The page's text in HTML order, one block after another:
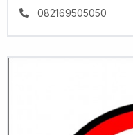
082169505050